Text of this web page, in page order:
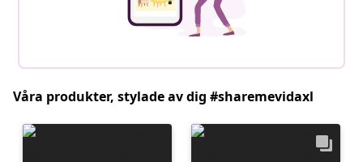
Våra produkter, stylade av dig #sharemevidaxl